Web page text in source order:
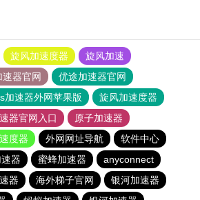
旋风加速度器
旋风加速
器官网
优途加速器官网
加速器外网苹果版
旋风加速度器
器官网入口
原子加速器
度器 外网网址导航
软件中心
器 蜜蜂加速器
anyconnect
器 海外梯子官网
银河加速器